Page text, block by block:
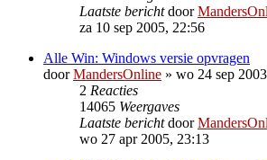
Laatste berichtdoor
za 10 sep 2005, 22:56
Alle Win: Windows versie opvragen
doorMandersOnline » wo 24 sep
2 Reacties
14065 Weergaves
Laatste berichtdoor
wo 27 apr 2005, 23:13